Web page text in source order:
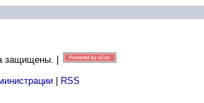
защищены. |
RSS